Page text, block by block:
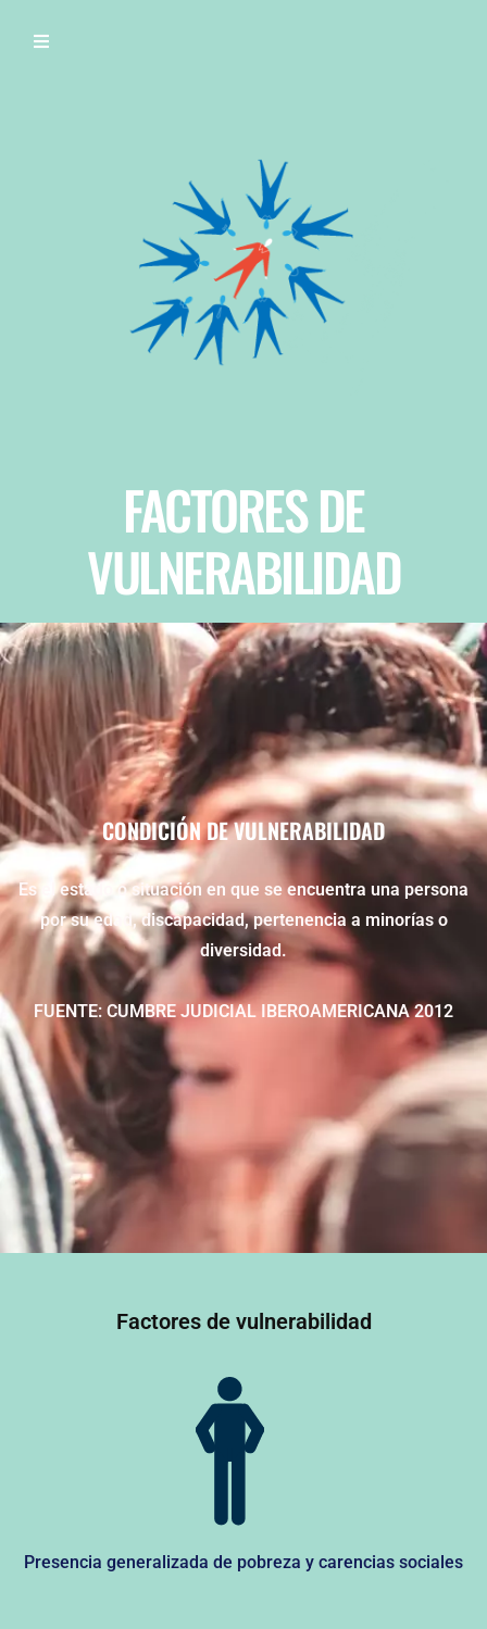
FACTORES DE
VULNERABILIDAD
CONDICIÓN DE VULNERABILIDAD
Es el estado o situación en que se encuentra una persona
por su edad, discapacidad, pertenencia a minorías o
diversidad.
FUENTE: CUMBRE JUDICIAL IBEROAMERICANA 2012
Factores de vulnerabilidad
Presencia generalizada de pobreza y carencias sociales